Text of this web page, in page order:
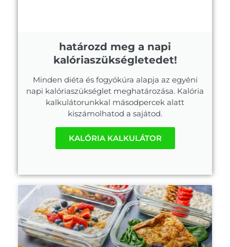
határozd meg a napi
kalóriaszükségletedet!
Minden diéta és fogyókúra alapja az egyéni
napi kalóriaszükséglet meghatározása. Kalória
kalkulátorunkkal másodpercek alatt
kiszámolhatod a sajátod.
KALÓRIA KALKULÁTOR